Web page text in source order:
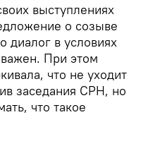
выступлениях
о созыве
диалог в условиях
При этом
что не уходит
заседания СРН, но
что такое